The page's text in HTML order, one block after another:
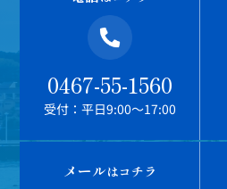
0467-55-1560
受付：平日9:00～17:00
メールはコチラ